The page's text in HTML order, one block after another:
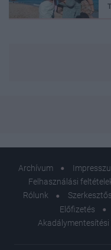
Archívum
Felhasználási
Rólunk
Előfizetés